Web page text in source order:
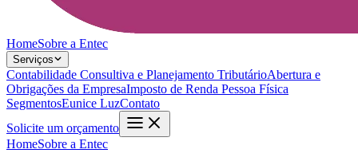
HomeSobre a Entec
Serviços
Contabilidade Consultiva e Planejamento TributárioAbertura e
Obrigações da EmpresaImposto de Renda Pessoa Física
SegmentosEunice LuzContato
Solicite um orçamento
HomeSobre a Entec